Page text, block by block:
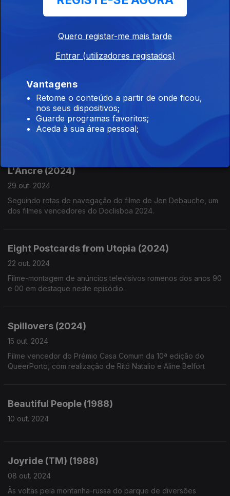
Documentário de Robertas Verba, disponível em sinemateka.lt
Days and Nights of Demetra K. (2021)
19 nov. 2024
Um dos filmes disponíveis no ciclo "Queer Strategies and
Tentacles" da e-flux, com curadoria de Rosa Barotsi e Zairong
L'Ancre (2024)
29 out. 2024
Seguindo rotas de navegação do filme de Jen Debauche, um
dos filmes vencedores do Doclisboa 2024.
Eight Postcards from Utopia (2024)
22 out. 2024
Filme-montagem de anúncios televisivos romenos dos anos 90
e 00 em destaque neste episódio.
Spillovers (2024)
15 out. 2024
Filme vencedor do Prémio Casa Comum da 10ª edição do
QueerPorto, com realização de Ritó Natalio e Aline Belfort
Beautiful People (1988)
10 out. 2024
Joyride (TM) (1988)
08 out. 2024
Às voltas pela montanha-russa do parque de diversões
Quero registar-me mais tarde
Entrar (utilizadores registados)
Vantagens
Retome o conteúdo a partir de onde ficou,
nos seus dispositivos;
Guarde programas favoritos;
Aceda à sua área pessoal;